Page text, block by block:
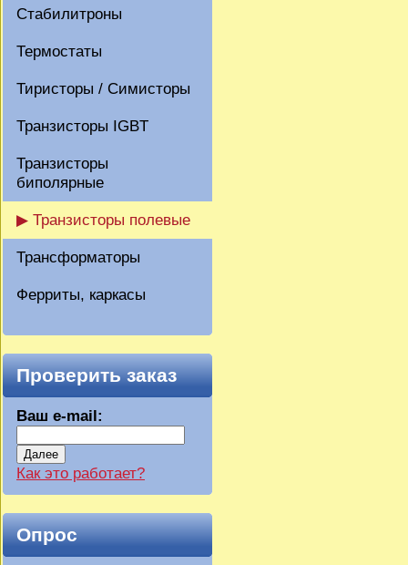
Стабилитроны
Термостаты
Тиристоры / Симисторы
Транзисторы IGBT
Транзисторы
биполярные
▶ Транзисторы полевые
Трансформаторы
Ферриты, каркасы
Проверить заказ
Ваш e-mail:
Далее
Как это работает?
Опрос